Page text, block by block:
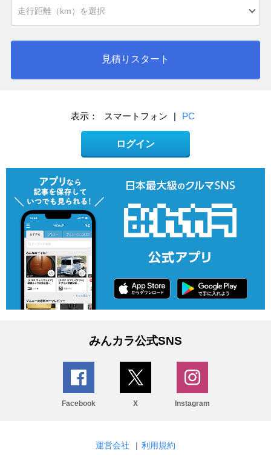
見積りスタート
表示： スマートフォン | PC
ログイン
みんカラ公式SNS
Facebook X Instagram
運営会社 | 利用規約